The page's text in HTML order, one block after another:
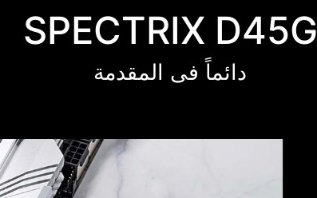
SPECTRIX D45G
دائماً فى المقدمة